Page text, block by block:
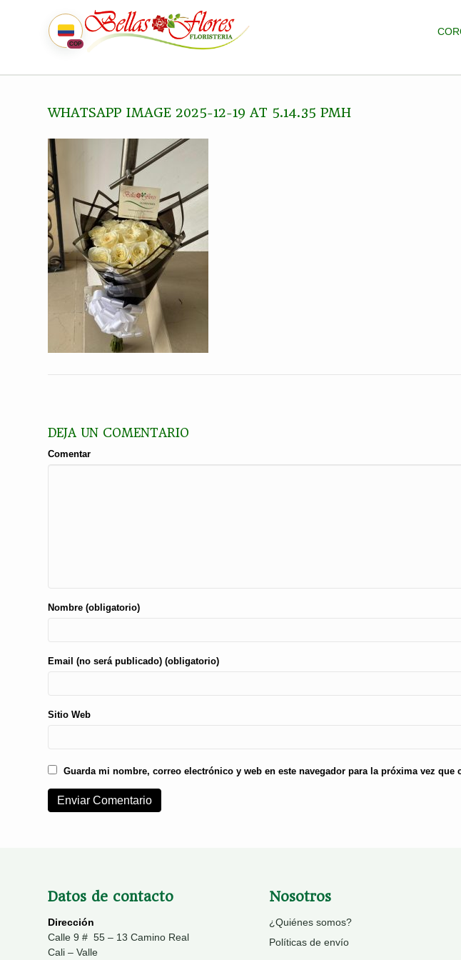
COP
WHATSAPP IMAGE 2025-12-19 AT 5.14.35 PMH
DEJA UN COMENTARIO
Comentar
Nombre (obligatorio)
Email (no será publicado) (obligatorio)
Sitio Web
Guarda mi nombre, correo electrónico y web en este navegador para la próxima vez que
Datos de contacto
Dirección
Calle 9 # 55 – 13 Camino Real
Cali – Valle
Nosotros
¿Quiénes somos?
Políticas de envío